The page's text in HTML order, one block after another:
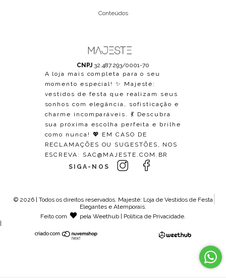
Conteúdos
CNPJ 32.487.293/0001-70
A loja mais completa para o seu
momento especial! ✨ Majesté:
vestidos de festa que realizam seus
sonhos com elegância, sofisticação e
charme incomparáveis. 💃 Descubra
sua próxima escolha perfeita e brilhe
como nunca! 💖 EM CASO DE
RECLAMAÇÕES OU SUGESTÕES, NOS
ESCREVA: SAC@MAJESTE.COM.BR
SIGA-NOS
© 2026 | Todos os direitos reservados. Majesté: Loja de Vestidos de Festa
Elegantes e Atemporais
Feito com
pelaWeethub Política de Privacidade.